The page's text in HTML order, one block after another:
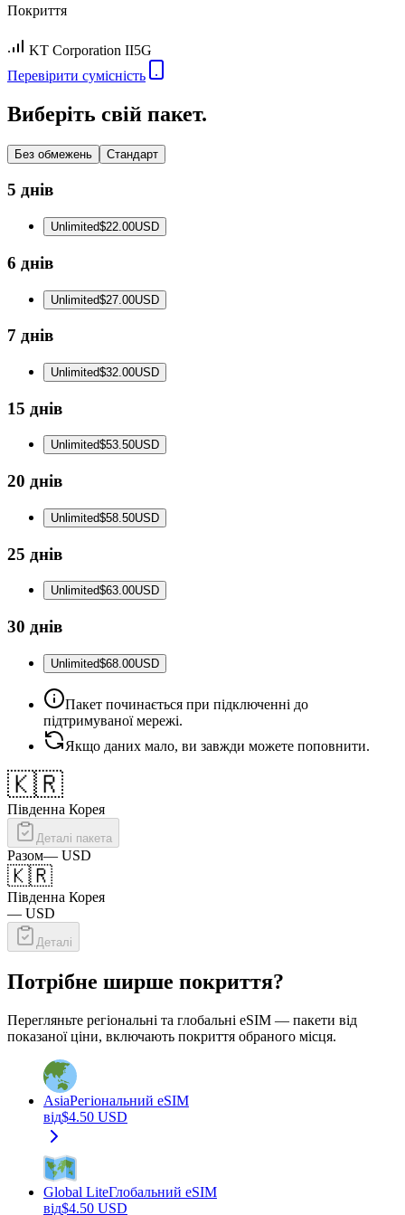
Покриття
KT Corporation II5G
Перевірити сумісність
Виберіть свій пакет.
Без обмежень Стандарт
5 днів
Unlimited$22.00USD
6 днів
Unlimited$27.00USD
7 днів
Unlimited$32.00USD
15 днів
Unlimited$53.50USD
20 днів
Unlimited$58.50USD
25 днів
Unlimited$63.00USD
30 днів
Unlimited$68.00USD
Пакет починається при підключенні до
підтримуваної мережі.
Якщо даних мало, ви завжди можете поповнити.
🇰🇷
Південна Корея
Деталі пакета
Разом— USD
🇰🇷
Південна Корея
— USD
Деталі
Потрібне ширше покриття?
Перегляньте регіональні та глобальні eSIM — пакети від
показаної ціни, включають покриття обраного місця.
AsiaРегіональний eSIM
від$4.50 USD
Global LiteГлобальний eSIM
від$4.50 USD